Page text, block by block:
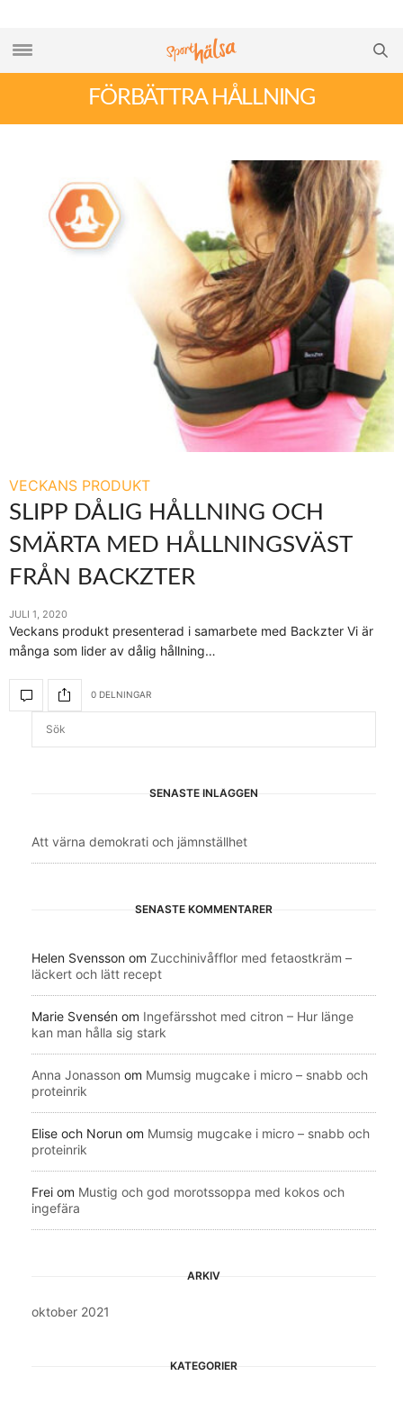
FÖRBÄTTRA HÅLLNING
VECKANS PRODUKT
SLIPP DÅLIG HÅLLNING OCH
SMÄRTA MED HÅLLNINGSVÄST
FRÅN BACKZTER
JULI 1, 2020
Veckans produkt presenterad i samarbete med Backzter Vi är
många som lider av dålig hållning…
0 DELNINGAR
SENASTE INLÄGGEN
Att värna demokrati och jämnställhet
SENASTE KOMMENTARER
Helen Svensson om Zucchinivåfflor med fetaostkräm –
läckert och lätt recept
Marie Svensén om Ingefärsshot med citron – Hur länge
kan man hålla sig stark
Anna Jonasson om Mumsig mugcake i micro – snabb och
proteinrik
Elise och Norun om Mumsig mugcake i micro – snabb och
proteinrik
Frei om Mustig och god morotssoppa med kokos och
ingefära
ARKIV
oktober 2021
KATEGORIER